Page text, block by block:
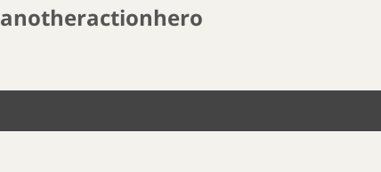
anotheractionhero